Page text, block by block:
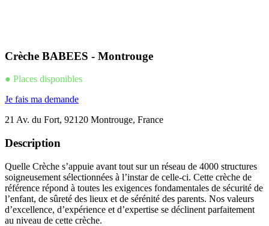
Crèche BABEES - Montrouge
● Places disponibles
Je fais ma demande
21 Av. du Fort, 92120 Montrouge, France
Description
Quelle Crèche s’appuie avant tout sur un réseau de 4000 structures
soigneusement sélectionnées à l’instar de celle-ci. Cette crèche de
référence répond à toutes les exigences fondamentales de sécurité de
l’enfant, de sûreté des lieux et de sérénité des parents. Nos valeurs
d’excellence, d’expérience et d’expertise se déclinent parfaitement
au niveau de cette crèche.